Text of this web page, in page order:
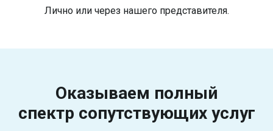
Лично или через нашего представителя.
Оказываем полный
спектр сопутствующих услуг